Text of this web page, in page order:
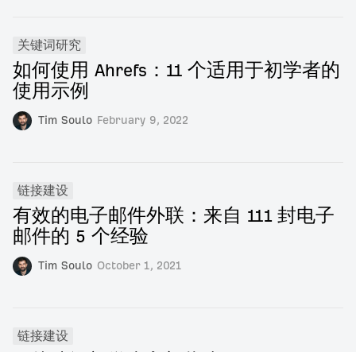
Tim Soulo February 9, 2022
关键词研究
如何使用 Ahrefs：11 个适用于初学者的
使用示例
Tim Soulo October 1, 2021
链接建设
有效的电子邮件外联：来自 111 封电子
邮件的 5 个经验
链接建设